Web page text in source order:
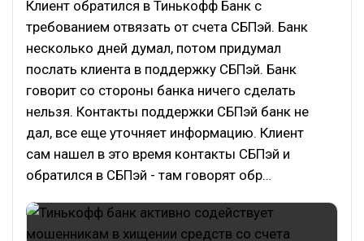
Клиент обратился в Тинькофф Банк с
требованием отвязать от счета СБПэй. Банк
несколько дней думал, потом придумал
послать клиента в поддержку СБПэй. Банк
говорит со стороны банка ничего сделать
нельзя. Контакты поддержки СБПэй банк не
дал, все еще уточняет информацию. Клиент
сам нашел в это время контакты СБПэй и
обратился в СБПэй - там говорят обр…